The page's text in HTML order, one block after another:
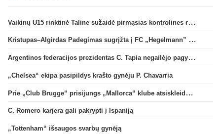
Vaikinų U15 rinktinė Taline sužaidė pirmąsias kontrolines rungtynes
Kristupas–Algirdas Padegimas sugrįžta į FC „Hegelmann” B sudėtį
Argentinos federacijos prezidentas C. Tapia negailėjo pagyrų G. Infantino
„Chelsea“ ekipa pasipildys krašto gynėju P. Chavarria
Prie „Club Brugge“ prisijungs „Mallorca“ klube atsiskleidęs J. Virgili
C. Romero karjera gali pakrypti į Ispaniją
„Tottenham“ išsaugos svarbų gynėją